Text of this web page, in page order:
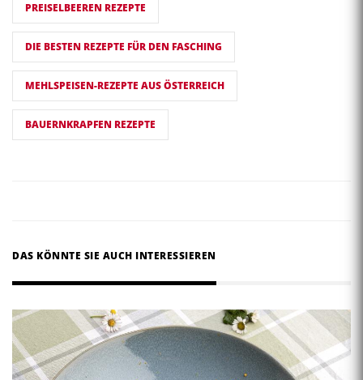
PREISELBEEREN REZEPTE
DIE BESTEN REZEPTE FÜR DEN FASCHING
MEHLSPEISEN-REZEPTE AUS ÖSTERREICH
BAUERNKRAPFEN REZEPTE
DAS KÖNNTE SIE AUCH INTERESSIEREN